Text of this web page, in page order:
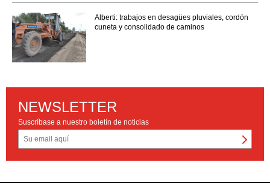
Alberti: trabajos en desagües pluviales, cordón
cuneta y consolidado de caminos
NEWSLETTER
Suscríbase a nuestro boletín de noticias